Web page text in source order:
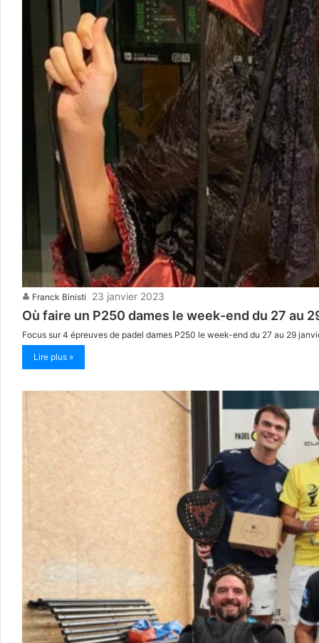
Franck Binisti 23 janvier 2023
Où faire un P250 dames le week-end du 27 au
Focus sur 4 épreuves de padel dames P250 le week-end du 27 au 29
Lire plus »